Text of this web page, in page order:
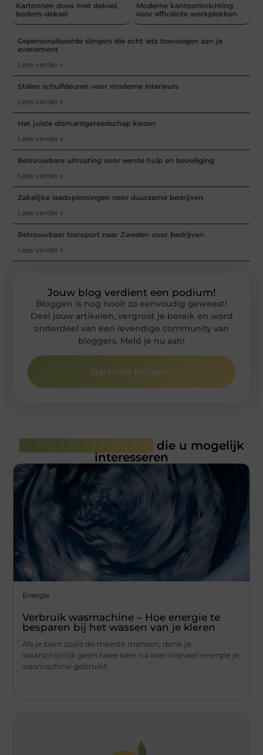
Kartonnen doos met deksel,
bodem-deksel
Moderne kantoorinrichting
voor efficiënte werkplekken
Gepersonaliseerde slingers die echt iets toevoegen aan je
evenement
Lees verder »
Stalen schuifdeuren voor moderne interieurs
Lees verder »
Het juiste diamantgereedschap kiezen
Lees verder »
Betrouwbare uitrusting voor eerste hulp en beveiliging
Lees verder »
Zakelijke laadoplossingen voor duurzame bedrijven
Lees verder »
Betrouwbaar transport naar Zweden voor bedrijven
Lees verder »
Jouw blog verdient een podium!
Bloggen is nog nooit zo eenvoudig geweest!
Deel jouw artikelen, vergroot je bereik en word
onderdeel van een levendige community van
bloggers. Meld je nu aan!
Start met bloggen!
die u mogelijk
interesseren
Energie
Verbruik wasmachine – Hoe energie te
besparen bij het wassen van je kleren
Als je bent zoals de meeste mensen, denk je
waarschijnlijk geen twee keer na over hoeveel energie je
wasmachine gebruikt.